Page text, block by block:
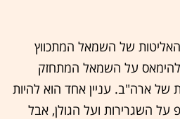
של השמאל המתכווץ
להימאס על השמאל המתחזק
של ארה"ב. עניין אחד הוא להיות
על השגרירות ועל הגולן, אבל